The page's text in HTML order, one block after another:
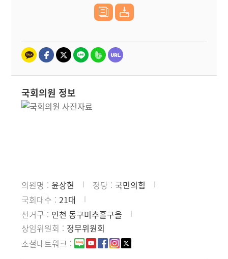
국회의원 정보
의원명 윤상현 정당
국민의힘
국회대수
21대
선거구
인천 동구미추홀구을
상임위원회
정무위원회
소셜네트워크